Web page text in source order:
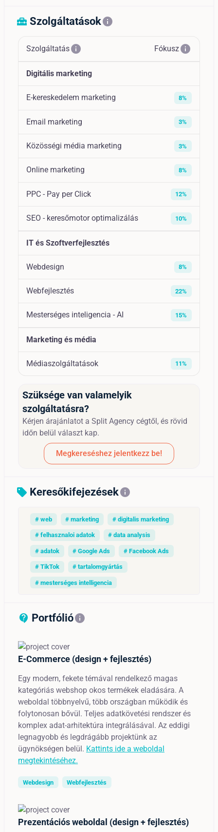
home_repair_service Szolgáltatásokinfo
Szolgáltatásinfo Fókuszinfo
Digitális marketing
E-kereskedelem marketing 8%
Email marketing 3%
Közösségi média marketing 3%
Online marketing 8%
PPC - Pay per Click 12%
SEO - keresőmotor optimalizálás 10%
IT és Szoftverfejlesztés
Webdesign 8%
Webfejlesztés 22%
Mesterséges inteligencia - AI 15%
Marketing és média
Médiaszolgáltatások 11%
Szüksége van valamelyik
szolgáltatásra?
Kérjen árajánlatot a Split Agency cégtől, és rövid
időn belül választ kap.
Megkereséshez jelentkezz be!
sell Keresőkifejezésekinfo
# web # marketing # digitalis marketing
# felhasznaloi adatok # data analysis
# adatok # Google Ads # Facebook Ads
# TikTok # tartalomgyártás
# mesterséges intelligencia
contact_support_outline
Portfólióinfo
E-Commerce (design + fejlesztés)
Egy modern, fekete témával rendelkező magas
kategóriás webshop okos termékek eladására. A
weboldal többnyelvű, több országban működik és
folytonosan bővül. Teljes adatkövetési rendszer és
komplex adat-arhitektúra integrálásával. Az eddigi
legnagyobb és legdrágább projektünk az
ügynökségen belül. Kattints ide a weboldal
megtekintéséhez.
Webdesign Webfejlesztés
Prezentációs weboldal (design + fejlesztés)